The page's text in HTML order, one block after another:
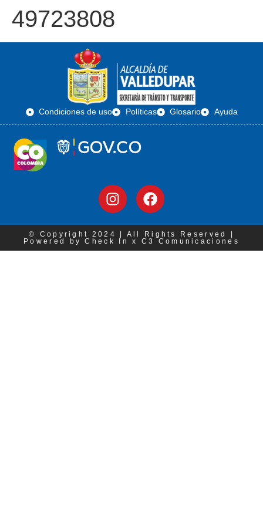
49723808
Condiciones de uso Políticas Glosario Ayuda
© Copyright 2024 | All Rights Reserved |
Powered by Check In x C3 Comunicaciones